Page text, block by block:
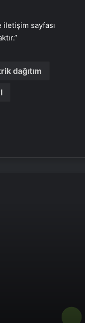
sayfası
dağıtım
ve Ürün Seçimi